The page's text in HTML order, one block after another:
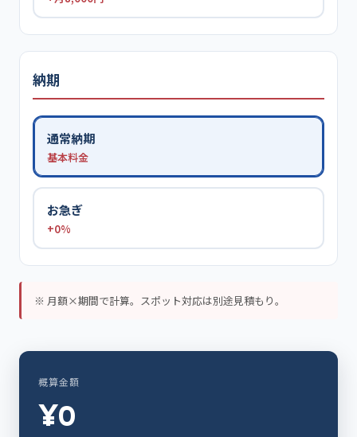
納期
通常納期
基本料金
お急ぎ
+0%
※ 月額×期間で計算。スポット対応は別途見積もり。
概算金額
¥0